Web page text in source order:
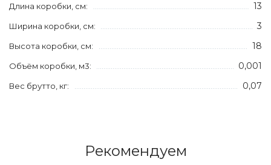
Длина коробки, см: 13
Ширина коробки, см: 3
Высота коробки, см: 18
Объём коробки, м3: 0,001
Вес брутто, кг: 0,07
Рекомендуем